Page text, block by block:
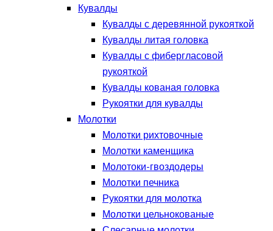
Кувалды
Кувалды с деревянной рукояткой
Кувалды литая головка
Кувалды с фибергласовой
рукояткой
Кувалды кованая головка
Рукоятки для кувалды
Молотки
Молотки рихтовочные
Молотки каменщика
Молотоки-гвоздодеры
Молотки печника
Рукоятки для молотка
Молотки цельнокованые